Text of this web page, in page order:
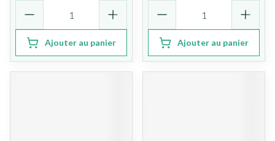
Ajouter au panier Ajouter au panier